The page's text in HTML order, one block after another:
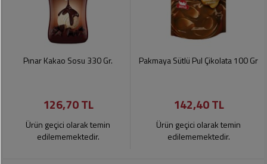
Pınar Kakao Sosu 330 Gr.
126,70 TL
Ürün geçici olarak temin
edilememektedir.
Pakmaya Sütlü Pul Çikolata 100 Gr
142,40 TL
Ürün geçici olarak temin
edilememektedir.